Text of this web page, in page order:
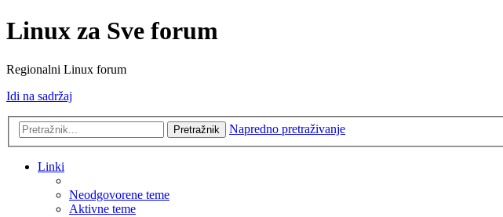
Linux za Sve forum
Regionalni Linux forum
Idi na sadržaj
Pretražnik Napredno pretraživanje
Linki
Neodgovorene teme
Aktivne teme